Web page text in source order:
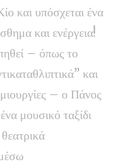
και υπόσχεται ένα
και ενέργεια!
– όπως το
και
– ο Πάνος
μουσικό ταξίδι